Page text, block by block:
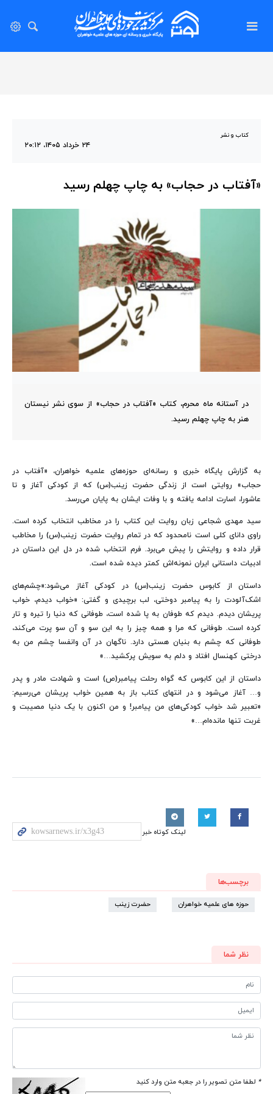
کتاب و نشر
۲۴ خرداد ۱۴۰۵، ۲۰:۱۲
«آفتاب در حجاب» به چاپ چهلم رسید
در آستانه ماه محرم، کتاب «آفتاب در حجاب» از سوی نشر نیستان
هنر به چاپ چهلم رسید.
به گزارش پایگاه خبری و رسانه‌ای حوزه‌های علمیه خواهران، «آفتاب در
حجاب» روایتی است از زندگی حضرت زینب(س) که از کودکی آغاز و تا
عاشورا، اسارت ادامه یافته و با وفات ایشان به پایان می‌رسد.
سید مهدی شجاعی زبان روایت این کتاب را در مخاطب انتخاب کرده است.
راوی دانای کلی است نامحدود که در تمام روایت حضرت زینب(س) را مخاطب
قرار داده و روایتش را پیش می‌برد. فرم انتخاب شده در دل این داستان در
ادبیات داستانی ایران نمونه‌اش کمتر دیده شده است.
داستان از کابوس حضرت زینب(س) در کودکی آغاز می‌شود:«چشم‌های
اشک‌آلودت را به پیامبر دوختی، لب برچیدی و گفتی: «خواب دیدم، خواب
پریشان دیدم. دیدم که طوفان به پا شده است، طوفانی که دنیا را تیره و تار
کرده است. طوفانی که مرا و همه چیز را به این سو و آن سو پرت می‌کند،
طوفانی که چشم به بنیان هستی دارد. ناگهان در آن وانفسا چشم من به
درختی کهنسال افتاد و دلم به سویش پرکشید…»
داستان از این کابوس که گواه رحلت پیامبر(ص) است و شهادت مادر و پدر
و… آغاز می‌شود و در انتهای کتاب باز به همین خواب پریشان می‌رسیم:
«تعبیر شد خواب کودکی‌های من پیامبر! و من اکنون با یک دنیا مصیبت و
غربت تنها مانده‌ام…»
لینک کوتاه خبر
برچسب‌ها
حوزه های علمیه خواهران حضرت زینب
نظر شما
* لطفا متن تصویر را در جعبه متن وارد کنید